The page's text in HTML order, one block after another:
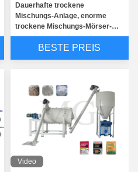
Dauerhafte trockene
Mischungs-Anlage, enorme
trockene Mischungs-Mörser-
Mischanlage
BESTE PREIS
Video